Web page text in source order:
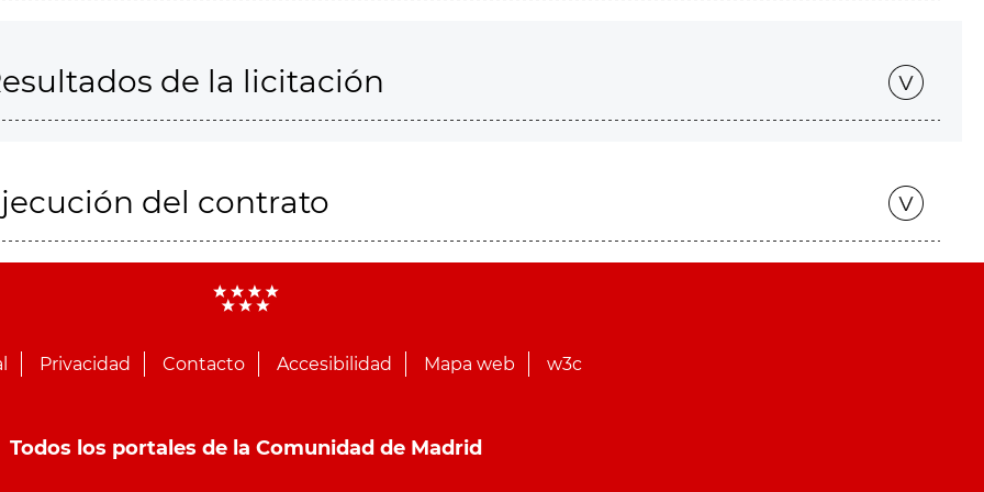
de la licitación
del contrato
Privacidad Contacto Accesibilidad Mapa web w3c
Todos los portales de la Comunidad de Madrid